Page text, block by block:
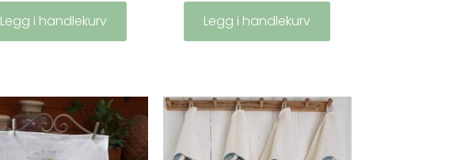
Legg i handlekurv Legg i handlekurv